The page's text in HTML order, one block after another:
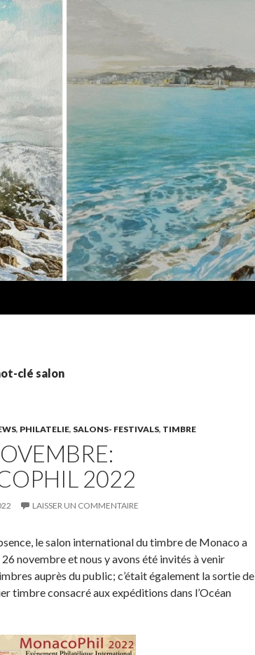
clé salon
, PHILATELIE, SALONS- FESTIVALS, TIMBRE
2022
LAISSER UN COMMENTAIRE
le salon international du timbre de Monaco a
novembre et nous y avons été invités à venir
auprès du public; c’était également la sortie de
timbre consacré aux expéditions dans l’Océan